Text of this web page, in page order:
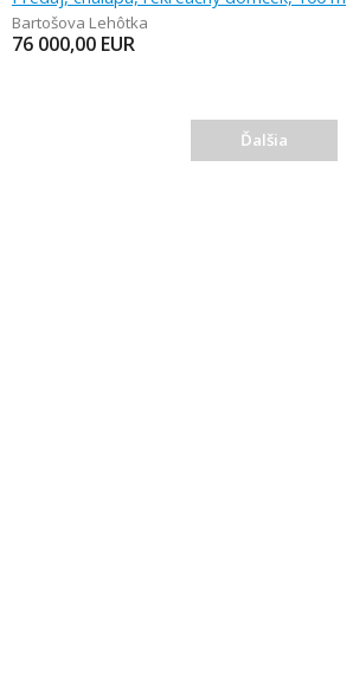
Bartošova Lehôtka
76 000,00 EUR
Ďalšia